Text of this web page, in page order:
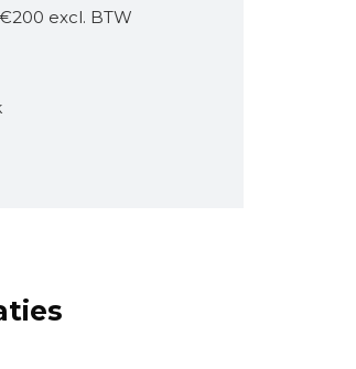
excl. BTW